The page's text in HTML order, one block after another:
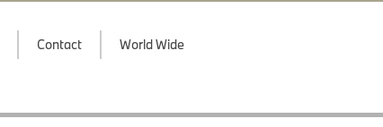
Contact World Wide